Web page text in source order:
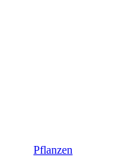
Pflanzen